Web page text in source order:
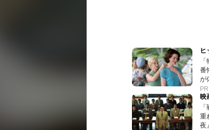
ヒ
番
が
PR
映
重
夜